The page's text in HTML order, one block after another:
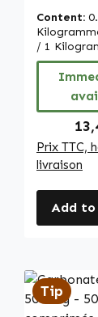
peau,
encore -
Warnke
Content:
/ 1
Prix TTC,
livraison
Add to
Tip